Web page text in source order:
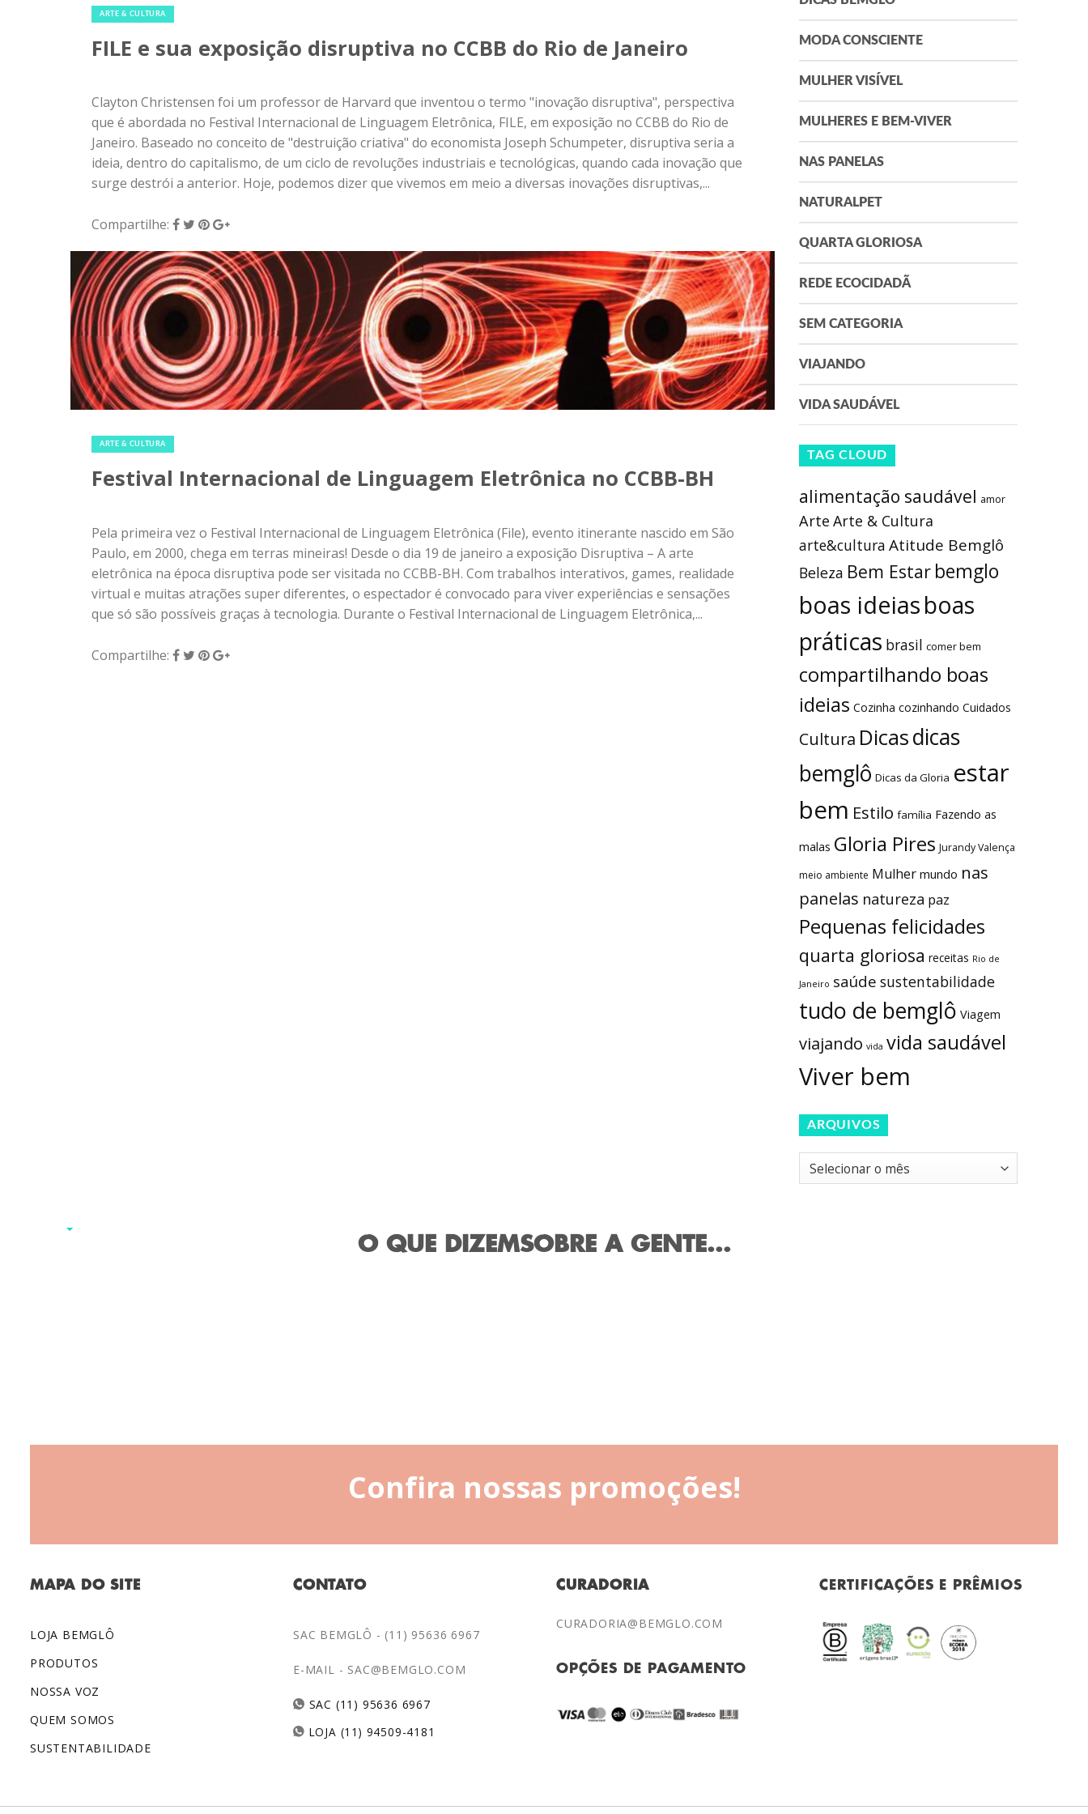
ARTE & CULTURA
FILE e sua exposição disruptiva no CCBB do Rio de Janeiro
Clayton Christensen foi um professor de Harvard que inventou o termo "inovação disruptiva", perspectiva
que é abordada no Festival Internacional de Linguagem Eletrônica, FILE, em exposição no CCBB do Rio de
Janeiro. Baseado no conceito de "destruição criativa" do economista Joseph Schumpeter, disruptiva seria a
ideia, dentro do capitalismo, de um ciclo de revoluções industriais e tecnológicas, quando cada inovação que
surge destrói a anterior. Hoje, podemos dizer que vivemos em meio a diversas inovações disruptivas,...
Compartilhe:
ARTE & CULTURA
Festival Internacional de Linguagem Eletrônica no CCBB-BH
Pela primeira vez o Festival Internacional de Linguagem Eletrônica (File), evento itinerante nascido em São
Paulo, em 2000, chega em terras mineiras! Desde o dia 19 de janeiro a exposição Disruptiva – A arte
eletrônica na época disruptiva pode ser visitada no CCBB-BH. Com trabalhos interativos, games, realidade
virtual e muitas atrações super diferentes, o espectador é convocado para viver experiências e sensações
que só são possíveis graças à tecnologia. Durante o Festival Internacional de Linguagem Eletrônica,...
Compartilhe:
MODA CONSCIENTE
MULHER VISÍVEL
MULHERES E BEM-VIVER
NAS PANELAS
NATURALPET
QUARTA GLORIOSA
REDE ECOCIDADÃ
SEM CATEGORIA
VIAJANDO
VIDA SAUDÁVEL
TAG CLOUD
alimentação saudável amor
Arte Arte & Cultura
arte&cultura Atitude Bemglô
Beleza Bem Estar bemglo
boas ideiasboas
práticas brasil comer bem
compartilhando boas
ideias Cozinha cozinhando Cuidados
Cultura Dicasdicas
bemglô Dicas da Gloria estar
bem Estilo família Fazendo as
malas Gloria Pires Jurandy Valença
meio ambiente Mulher mundo nas
panelas natureza paz
Pequenas felicidades
quarta gloriosa receitas Rio de
Janeiro saúde sustentabilidade
tudo de bemglô Viagem
viajando vida vida saudável
Viver bem
ARQUIVOS
Arquivos
O QUE DIZEMSOBRE A GENTE...
Confira nossas promoções!
MAPA DO SITE
LOJA BEMGLÔ
PRODUTOS
NOSSA VOZ
QUEM SOMOS
SUSTENTABILIDADE
CONTATO
SAC BEMGLÔ - (11) 95636 6967
E-MAIL - SAC@BEMGLO.COM
SAC (11) 95636 6967
LOJA (11) 94509-4181
CURADORIA
CURADORIA@BEMGLO.COM
OPÇÕES DE PAGAMENTO
CERTIFICAÇÕES E PRÊMIOS